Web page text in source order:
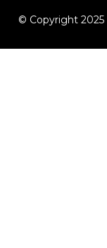
© Copyright 2025